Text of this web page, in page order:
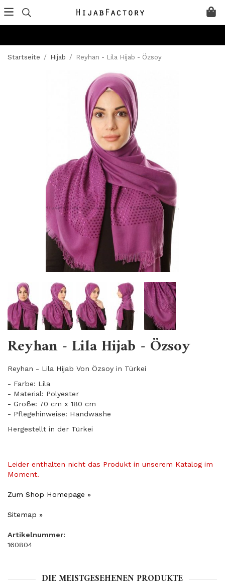
Startseite / Hijab / Reyhan - Lila Hijab - Özsoy
Reyhan - Lila Hijab - Özsoy
Reyhan - Lila Hijab Von Özsoy in Türkei
- Farbe: Lila
- Material: Polyester
- Größe: 70 cm x 180 cm
- Pflegehinweise: Handwäshe
Hergestellt in der Türkei
Leider enthalten nicht das Produkt in unserem Katalog im
Moment.
Zum Shop Homepage »
Sitemap »
Artikelnummer:
160804
DIE MEISTGESEHENEN PRODUKTE